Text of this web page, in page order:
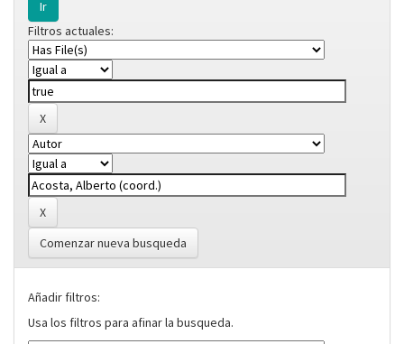
Filtros actuales:
Comenzar nueva busqueda
Añadir filtros:
Usa los filtros para afinar la busqueda.